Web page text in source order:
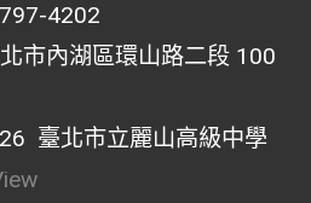
4202
市內湖區環山路二段 100
臺北市立麗山高級中學